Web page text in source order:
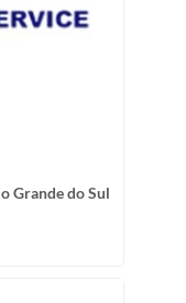
Grande do Sul